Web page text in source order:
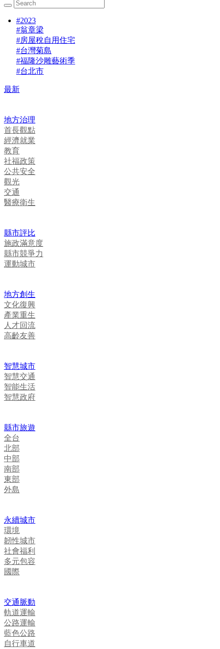
#2023
#翁章梁
#房屋稅自用住宅
#台灣菊島
#福隆沙雕藝術季
#台北市
最新
地方治理
首長觀點
經濟就業
教育
社福政策
公共安全
觀光
交通
醫療衛生
縣市評比
施政滿意度
縣市競爭力
運動城市
地方創生
文化復興
產業重生
人才回流
高齡友善
智慧城市
智慧交通
智能生活
智慧政府
縣市旅遊
全台
北部
中部
南部
東部
外島
永續城市
環境
韌性城市
社會福利
多元包容
國際
交通脈動
軌道運輸
公路運輸
藍色公路
自行車道